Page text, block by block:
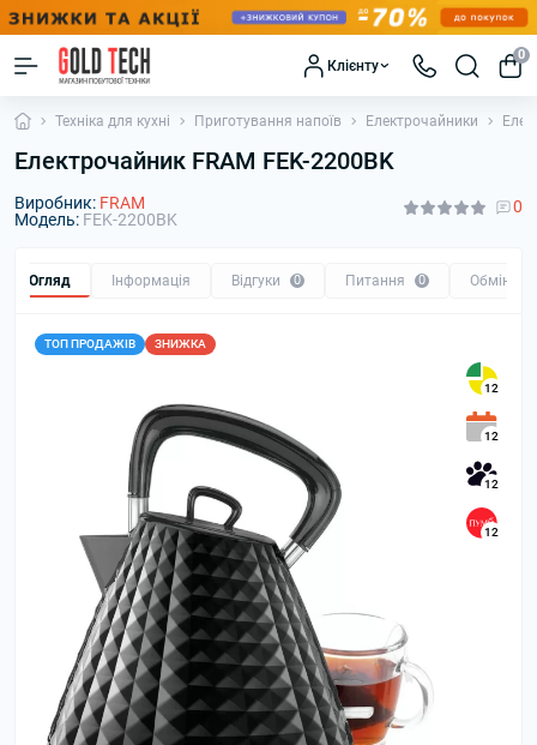
Клієнту
0
Техніка для кухні Приготування напоїв Електрочайники
Електрочайник FRAM FEK-2200BK
Виробник: FRAM
Модель: FEK-2200BK
0
Огляд Інформація Відгуки 0 Питання 0 Обмін та
ТОП ПРОДАЖІВ ЗНИЖКА
12
12
12
12